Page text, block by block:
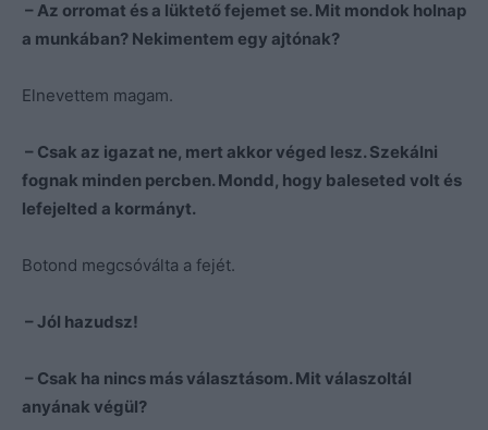
– Az orromat és a lüktető fejemet se. Mit mondok holnap
a munkában? Nekimentem egy ajtónak?
Elnevettem magam.
– Csak az igazat ne, mert akkor véged lesz. Szekálni
fognak minden percben. Mondd, hogy baleseted volt és
lefejelted a kormányt.
Botond megcsóválta a fejét.
– Jól hazudsz!
– Csak ha nincs más választásom. Mit válaszoltál
anyának végül?